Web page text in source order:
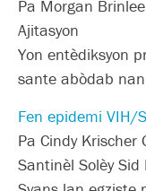
Pa Morgan Brinlee
Ajitasyon
Yon entèdiksyon
sante abòdab
Fen epidemi VIH/
Pa Cindy Krischer
Santinèl Solèy Sid